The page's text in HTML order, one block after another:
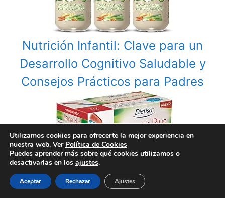
Nutrición Infantil: Clave para un
Desarrollo Cognitivo Saludable y
Consejos Prácticos para Padres
Utilizamos cookies para ofrecerte la mejor experiencia en
nuestra web. Ver Política de Cookies
Puedes aprender más sobre qué cookies utilizamos o
desactivarlas en los ajustes.
Aceptar Rechazar Ajustes